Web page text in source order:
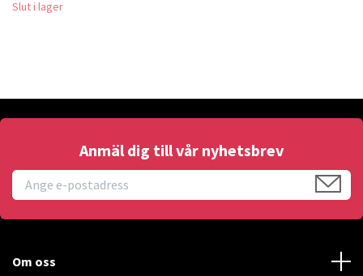
Slut i lager
Anmäl dig till vår nyhetsbrev
Om oss